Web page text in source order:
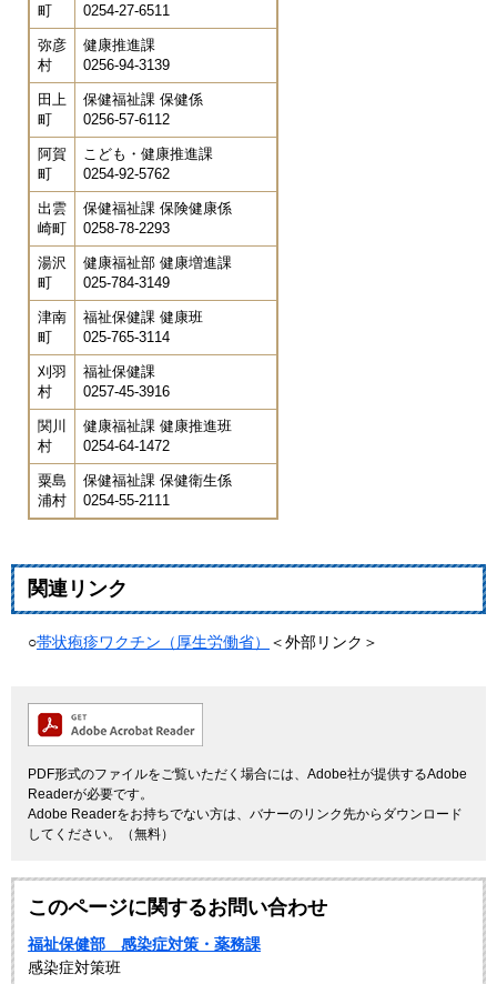
町
0254-27-6511
弥彦
村
健康推進課
0256-94-3139
田上
町
保健福祉課 保健係
0256-57-6112
阿賀
町
こども・健康推進課
0254-92-5762
出雲
崎町
保健福祉課 保険健康係
0258-78-2293
湯沢
町
健康福祉部 健康増進課
025-784-3149
津南
町
福祉保健課 健康班
025-765-3114
刈羽
村
福祉保健課
0257-45-3916
関川
村
健康福祉課 健康推進班
0254-64-1472
粟島
浦村
保健福祉課 保健衛生係
0254-55-2111
関連リンク
○​帯状疱疹ワクチン（厚生労働省） ＜外部リンク＞
PDF形式のファイルをご覧いただく場合には、Adobe社が提供するAdobe
Readerが必要です。
Adobe Readerをお持ちでない方は、バナーのリンク先からダウンロード
してください。（無料）
このページに関するお問い合わせ
福祉保健部 感染症対策・薬務課
感染症対策班